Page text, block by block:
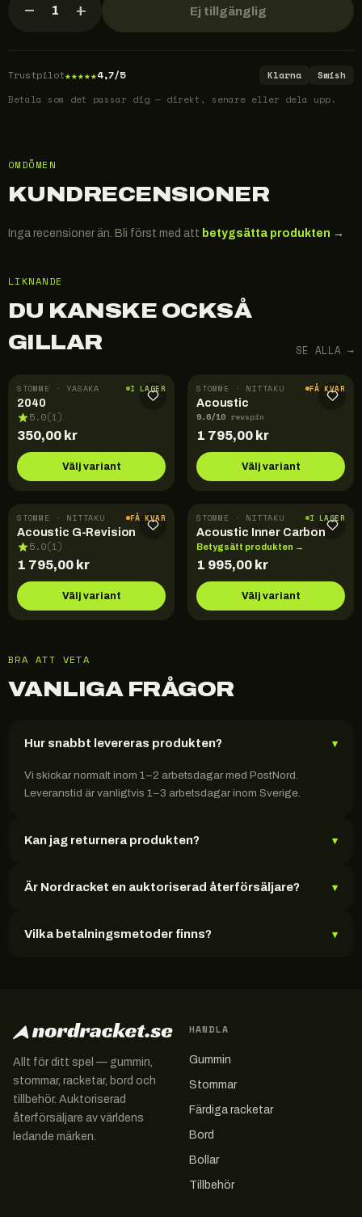
− 1 + Ej tillgänglig
Trustpilot★★★★★4,7/5 Klarna
Swish
Betala som det passar dig — direkt, senare eller dela upp.
OMDÖMEN
KUNDRECENSIONER
Inga recensioner än. Bli först med att betygsätta produkten →
LIKNANDE
DU KANSKE OCKSÅ
GILLAR
SE ALLA →
STOMME · YASAKA I LAGER
2040
5.0(1)
350,00 kr
Välj variant
STOMME · NITTAKU FÅ KVAR
Acoustic
9.6/10 revspin
1 795,00 kr
Välj variant
STOMME · NITTAKU FÅ KVAR
Acoustic G-Revision
5.0(1)
1 795,00 kr
Välj variant
STOMME · NITTAKU I LAGER
Acoustic Inner Carbon
Betygsätt produkten →
1 995,00 kr
Välj variant
BRA ATT VETA
VANLIGA FRÅGOR
Hur snabbt levereras produkten? ▾
Vi skickar normalt inom 1–2 arbetsdagar med PostNord.
Leveranstid är vanligtvis 1–3 arbetsdagar inom Sverige.
Kan jag returnera produkten? ▾
Är Nordracket en auktoriserad återförsäljare? ▾
Vilka betalningsmetoder finns? ▾
Allt för ditt spel — gummin,
stommar, racketar, bord och
tillbehör. Auktoriserad
återförsäljare av världens
ledande märken.
HANDLA
Gummin
Stommar
Färdiga racketar
Bord
Bollar
Tillbehör